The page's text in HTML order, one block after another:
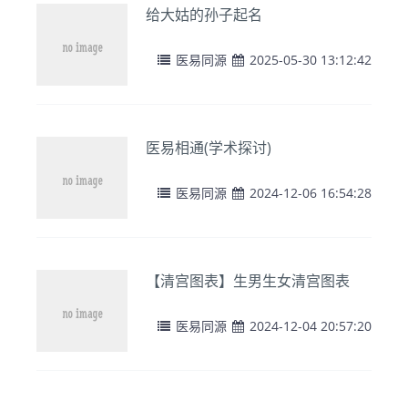
给大姑的孙子起名
医易同源 2025-05-30 13:12:42
医易相通(学术探讨)
医易同源 2024-12-06 16:54:28
【清宫图表】生男生女清宫图表
医易同源 2024-12-04 20:57:20